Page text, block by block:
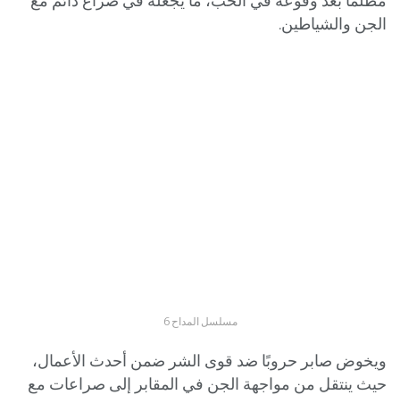
الجن والشياطين.
مسلسل المداح 6
ويخوض صابر حروبًا ضد قوى الشر ضمن أحدث الأعمال،
حيث ينتقل من مواجهة الجن في المقابر إلى صراعات مع